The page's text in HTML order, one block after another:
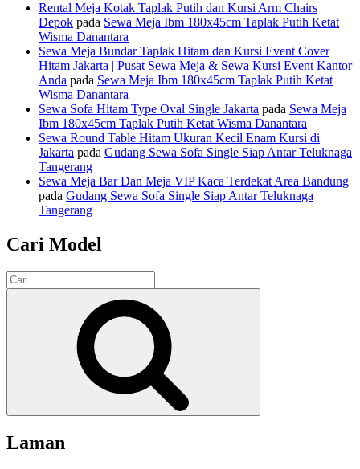
Rental Meja Kotak Taplak Putih dan Kursi Arm Chairs
Depok pada Sewa Meja Ibm 180x45cm Taplak Putih Ketat
Wisma Danantara
Sewa Meja Bundar Taplak Hitam dan Kursi Event Cover
Hitam Jakarta | Pusat Sewa Meja & Sewa Kursi Event Kantor
Anda pada Sewa Meja Ibm 180x45cm Taplak Putih Ketat
Wisma Danantara
Sewa Sofa Hitam Type Oval Single Jakarta pada Sewa Meja
Ibm 180x45cm Taplak Putih Ketat Wisma Danantara
Sewa Round Table Hitam Ukuran Kecil Enam Kursi di
Jakarta pada Gudang Sewa Sofa Single Siap Antar Teluknaga
Tangerang
Sewa Meja Bar Dan Meja VIP Kaca Terdekat Area Bandung
pada Gudang Sewa Sofa Single Siap Antar Teluknaga
Tangerang
Cari Model
Pencarian
untuk:
Laman